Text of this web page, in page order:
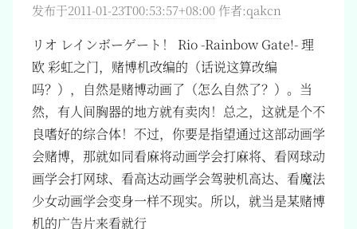
发布于2011-01-23T00:53:57+08:00 作者:qakcn
リオ レインボーゲート！ Rio -Rainbow Gate!- 理
欧 彩虹之门，赌博机改编的（话说这算改编
吗？），自然是赌博动画了（怎么自然了？）。当
然，有人间胸器的地方就有卖肉！总之，这就是个不
良嗜好的综合体！不过，你要是指望通过这部动画学
会赌博，那就如同看麻将动画学会打麻将、看网球动
画学会打网球、看高达动画学会驾驶机高达、看魔法
少女动画学会变身一样不现实。所以，就当是某赌博
机的广告片来看就行